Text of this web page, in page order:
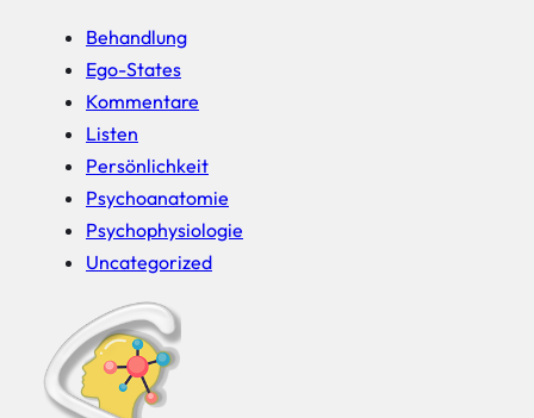
Behandlung
Ego-States
Kommentare
Listen
Persönlichkeit
Psychoanatomie
Psychophysiologie
Uncategorized